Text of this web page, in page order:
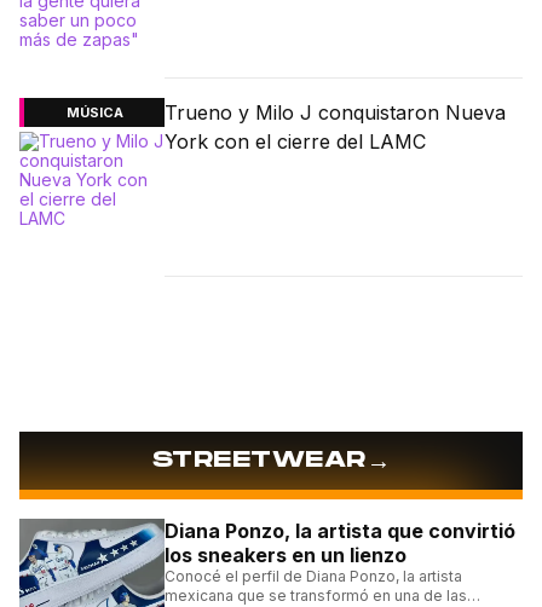
MÚSICA
Trueno y Milo J conquistaron Nueva
York con el cierre del LAMC
STREETWEAR→
Diana Ponzo, la artista que convirtió
los sneakers en un lienzo
Conocé el perfil de Diana Ponzo, la artista
mexicana que se transformó en una de las